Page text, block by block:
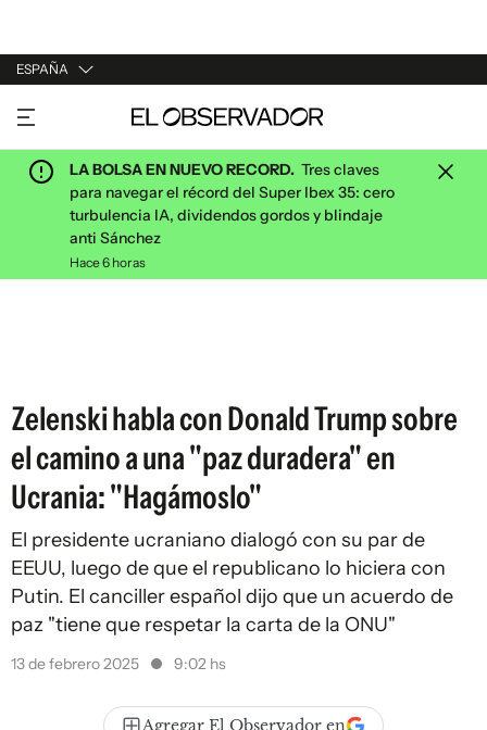
ESPAÑA
URUGUAY
ARGENTINA
ESPAÑA
ESTADOS UNIDOS
LA BOLSA EN NUEVO RECORD. Tres claves
para navegar el récord del Super Ibex 35: cero
turbulencia IA, dividendos gordos y blindaje
anti Sánchez
Hace 6 horas
Zelenski habla con Donald Trump sobre
el camino a una "paz duradera" en
Ucrania: "Hagámoslo"
El presidente ucraniano dialogó con su par de
EEUU, luego de que el republicano lo hiciera con
Putin. El canciller español dijo que un acuerdo de
paz "tiene que respetar la carta de la ONU"
13 de febrero 2025 9:02 hs
Agregar El Observador en